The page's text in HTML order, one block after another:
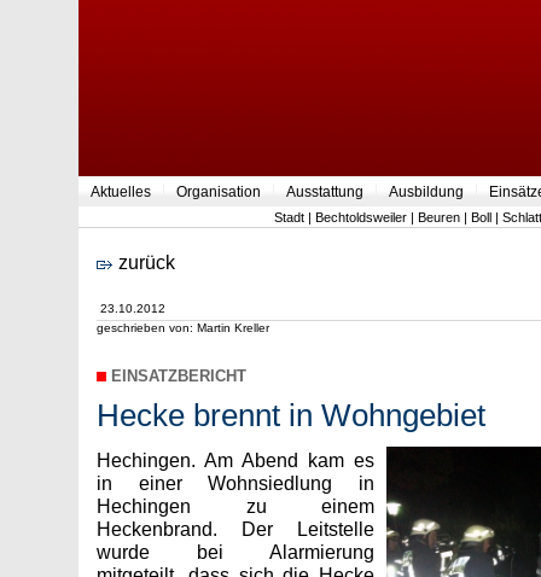
Aktuelles Organisation Ausstattung Ausbildung
Stadt | Bechtoldsweiler | Beuren | Boll | Schlatt
zurück
23.10.2012
geschrieben von: Martin Kreller
EINSATZBERICHT
Hecke brennt in Wohngebiet
Hechingen. Am Abend kam es
in einer Wohnsiedlung in
Hechingen zu einem
Heckenbrand. Der Leitstelle
wurde bei Alarmierung